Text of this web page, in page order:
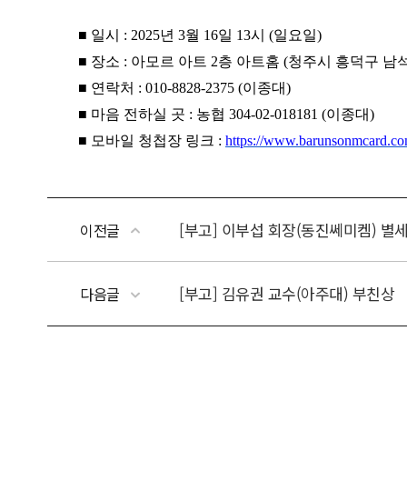
이전글 [부고] 이부섭 회장(동진쎄미켐) 별
다음글 [부고] 김유권 교수(아주대) 부친상